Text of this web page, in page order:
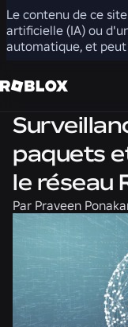
Le contenu de ce
artificielle (IA) ou
automatique, et
Partager
paquets
le réseau
Par Praveen